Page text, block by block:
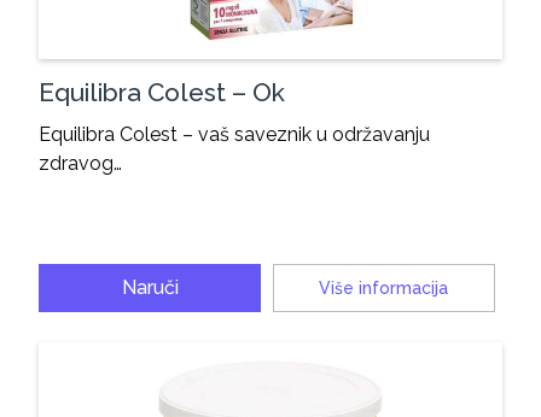
Equilibra Colest – Ok
Equilibra Colest – vaš saveznik u održavanju
zdravog…
Naruči Više informacija